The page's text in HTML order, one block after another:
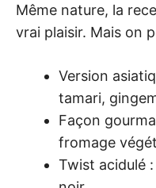
Même nature, la
vrai plaisir. Mais on
Version
tamari,
Façon
fromage
Twist acidulé